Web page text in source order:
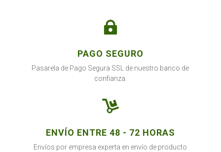

PAGO SEGURO
Pasarela de Pago Segura SSL de nuestro banco de
confianza.

ENVÍO ENTRE 48 - 72 HORAS
Envíos por empresa experta en envío de producto